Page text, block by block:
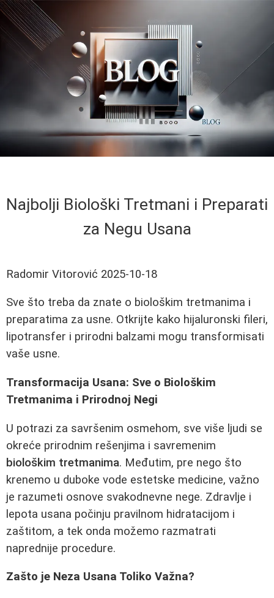
Najbolji Biološki Tretmani i Preparati
za Negu Usana
Radomir Vitorović 2025-10-18
Sve što treba da znate o biološkim tretmanima i
preparatima za usne. Otkrijte kako hijaluronski fileri,
lipotransfer i prirodni balzami mogu transformisati
vaše usne.
Transformacija Usana: Sve o Biološkim
Tretmanima i Prirodnoj Negi
U potrazi za savršenim osmehom, sve više ljudi se
okreće prirodnim rešenjima i savremenim
biološkim tretmanima. Međutim, pre nego što
krenemo u duboke vode estetske medicine, važno
je razumeti osnove svakodnevne nege. Zdravlje i
lepota usana počinju pravilnom hidratacijom i
zaštitom, a tek onda možemo razmatrati
naprednije procedure.
Zašto je Neza Usana Toliko Važna?